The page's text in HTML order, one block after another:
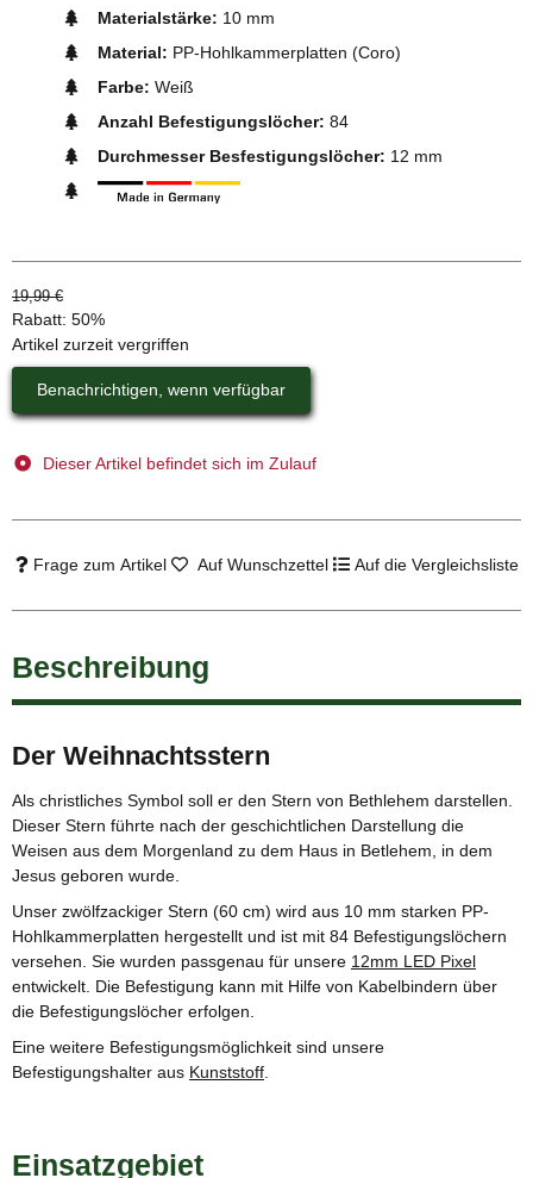
Materialstärke: 10 mm
Material: PP-Hohlkammerplatten (Coro)
Farbe: Weiß
Anzahl Befestigungslöcher: 84
Durchmesser Besfestigungslöcher: 12 mm
19,99 €
Rabatt: 50%
Artikel zurzeit vergriffen
Benachrichtigen, wenn verfügbar
Dieser Artikel befindet sich im Zulauf
Frage zum Artikel Auf Wunschzettel Auf die Vergleichsliste
Beschreibung
Der Weihnachtsstern
Als christliches Symbol soll er den Stern von Bethlehem darstellen.
Dieser Stern führte nach der geschichtlichen Darstellung die
Weisen aus dem Morgenland zu dem Haus in Betlehem, in dem
Jesus geboren wurde.
Unser zwölfzackiger Stern (60 cm) wird aus 10 mm starken PP-
Hohlkammerplatten hergestellt und ist mit 84 Befestigungslöchern
versehen. Sie wurden passgenau für unsere 12mm LED Pixel
entwickelt. Die Befestigung kann mit Hilfe von Kabelbindern über
die Befestigungslöcher erfolgen.
Eine weitere Befestigungsmöglichkeit sind unsere
Befestigungshalter aus Kunststoff
Einsatzgebiet